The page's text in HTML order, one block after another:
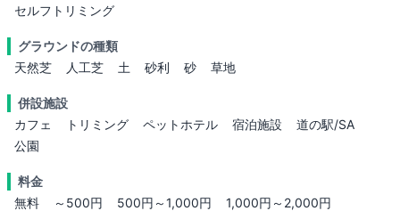
セルフトリミング
グラウンドの種類
天然芝
人工芝 土 砂利 砂 草地
併設施設
カフェ
トリミング ペットホテル 宿泊施設
道の駅/SA
公園
料金
無料
～500円 500円～1,000円
1,000円～2,000円